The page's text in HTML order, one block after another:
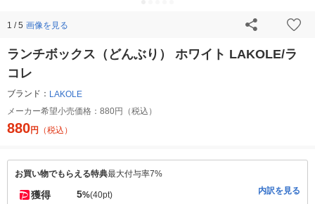
1 / 5 画像を見る
ランチボックス（どんぶり） ホワイト LAKOLE/ラ
コレ
ブランド： LAKOLE
メーカー希望小売価格： 880円（税込）
880円 （税込）
お買い物でもらえる特典最大付与率7%
獲得 5%(40pt) 内訳を見る